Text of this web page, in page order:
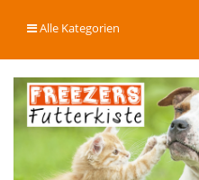
Alle Kategorien